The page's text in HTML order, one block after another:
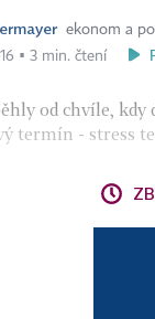
ekonom a
▪ 3 min. čtení
od chvíle,
termín - stress